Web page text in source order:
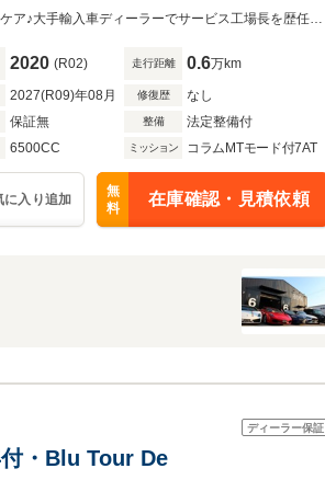
シートリフター/ハイパワーハイ
国家一級整備士・国際認定故障診断士を保有する整備士によるアフターケア♪大手輸入車ディーラーでサービス工場長を歴任。適切なサポートにより納車後も安心してお乗り頂けます。
2020 (R02) 走行距離 0.6万km
2027(R09)年08月 修復歴 なし
保証無 整備 法定整備付
6500CC ミッション コラムMTモード付7AT
に入り追加
無
料
在庫確認・見積依頼
ディーラー保証
・Blu Tour De